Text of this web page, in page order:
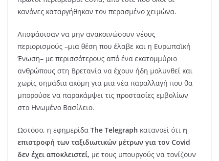
κανόνες καταργήθηκαν τον περασμένο χειμώνα.
Αποφάσισαν να μην ανακοινώσουν νέους
περιορισμούς –μια θέση που έλαβε και η Ευρωπαϊκή
Ένωση– με περισσότερους από ένα εκατομμύριο
ανθρώπους στη Βρετανία να έχουν ήδη μολυνθεί και
χωρίς σημάδια ακόμη για μια νέα παραλλαγή που θα
μπορούσε να παρακάμψει τις προστασίες εμβολίων
στο Ηνωμένο Βασίλειο.
Ωστόσο, η εφημερίδα The Telegraph κατανοεί ότι η
επιστροφή των ταξιδιωτικών μέτρων για τον Covid
δεν έχει αποκλειστεί, με τους υπουργούς να τονίζουν